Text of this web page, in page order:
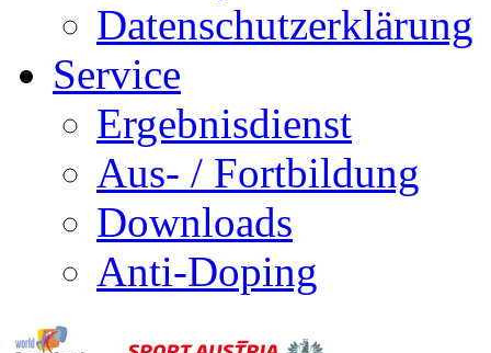
Datenschutzerklärung
Service
Ergebnisdienst
Aus- / Fortbildung
Downloads
Anti-Doping